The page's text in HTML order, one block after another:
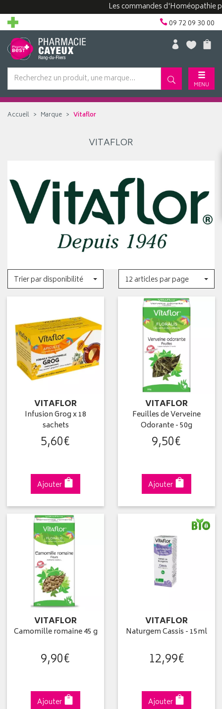
Les commandes d'Homéopathie
09 72 09 30 00
MENU
Accueil Marque Vitaflor
VITAFLOR
Trier par disponibilité 12 articles par page
VITAFLOR
Infusion Grog x 18
sachets
5,60€
Ajouter
VITAFLOR
Feuilles de Verveine
Odorante - 50g
9,50€
Ajouter
VITAFLOR
Camomille romaine 45 g
9,90€
Ajouter
VITAFLOR
Naturgem Cassis - 15ml
12,99€
Ajouter